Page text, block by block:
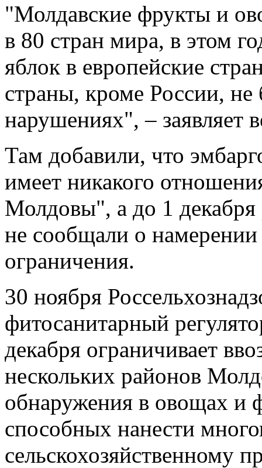
"Молдавские фрукты и
в 80 стран мира, в этом
яблок в европейские
страны, кроме России,
нарушениях", – заявляет
Там добавили, что
имеет никакого
Молдовы", а до 1 декабря
не сообщали о намерении
ограничения.
30 ноября
фитосанитарный
декабря ограничивает
нескольких районов
обнаружения в овощах и
способных нанести
сельскохозяйственному